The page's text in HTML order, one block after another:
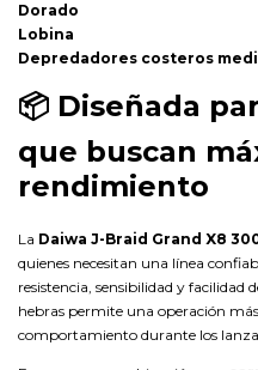
Dorado
Lobina
Depredadores costeros
📦 Diseñada
que buscan
rendimiento
La Daiwa J-Braid Grand X8
quienes necesitan una línea
resistencia, sensibilidad y facilidad
hebras permite una operación
comportamiento durante los